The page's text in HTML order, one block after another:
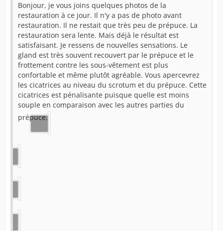
Bonjour, je vous joins quelques photos de la
restauration à ce jour. Il n'y a pas de photo avant
restauration. Il ne restait que très peu de prépuce. La
restauration sera lente. Mais déjà le résultat est
satisfaisant. Je ressens de nouvelles sensations. Le
gland est très souvent recouvert par le prépuce et le
frottement contre les sous-vêtement est plus
confortable et même plutôt agréable. Vous apercevrez
les cicatrices au niveau du scrotum et du prépuce. Cette
cicatrices est pénalisante puisque quelle est moins
souple en comparaison avec les autres parties du
prépuce.